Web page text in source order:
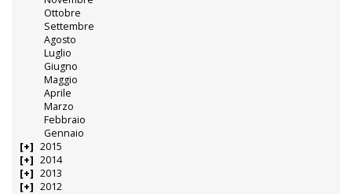
Ottobre
Settembre
Agosto
Luglio
Giugno
Maggio
Aprile
Marzo
Febbraio
Gennaio
2015
2014
2013
2012